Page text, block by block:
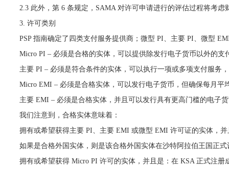
2.3 此外，第 6 条规定，SAMA 对许可申请进行的评估过程将考
3. 许可类别
PSP 指南确定了四类支付服务提供商；微型 PI、主要 PI、微型
Micro PI – 必须是合格的实体，可以提供除发行电子货币以外的
主要 PI – 必须是符合条件的实体，可以执行一项或多项支付服务
Micro EMI – 必须是合格实体，可以发行电子货币，但确保每月
主要 EMI – 必须是合格实体，并且可以发行具有更高门槛的电子
我们注意到，合格实体意味着：
拥有或希望获得主要 PI、主要 EMI 或微型 EMI 许可证的实体，
如果是合格外国实体，则是该合格外国实体在沙特阿拉伯王国正
拥有或希望获得 Micro PI 许可的实体，并且是：在 KSA 正式注